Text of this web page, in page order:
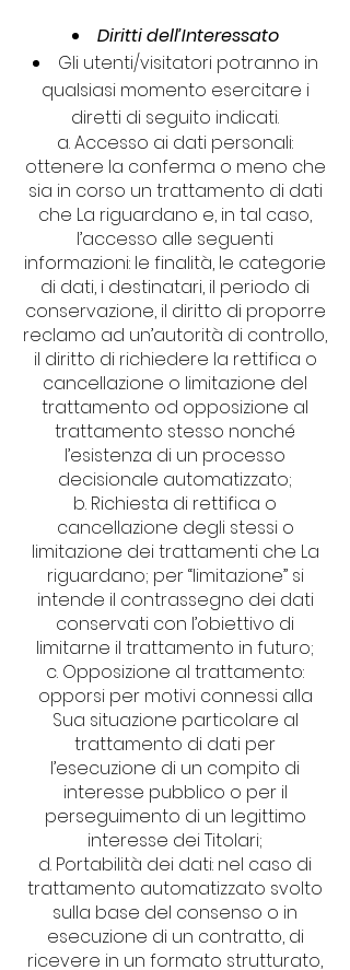
Diritti dell’Interessato
Gli utenti/visitatori potranno in
qualsiasi momento esercitare i
diretti di seguito indicati.
a. Accesso ai dati personali:
ottenere la conferma o meno che
sia in corso un trattamento di dati
che La riguardano e, in tal caso,
l’accesso alle seguenti
informazioni: le finalità, le categorie
di dati, i destinatari, il periodo di
conservazione, il diritto di proporre
reclamo ad un’autorità di controllo,
il diritto di richiedere la rettifica o
cancellazione o limitazione del
trattamento od opposizione al
trattamento stesso nonché
l’esistenza di un processo
decisionale automatizzato;
b. Richiesta di rettifica o
cancellazione degli stessi o
limitazione dei trattamenti che La
riguardano; per “limitazione” si
intende il contrassegno dei dati
conservati con l’obiettivo di
limitarne il trattamento in futuro;
c. Opposizione al trattamento:
opporsi per motivi connessi alla
Sua situazione particolare al
trattamento di dati per
l’esecuzione di un compito di
interesse pubblico o per il
perseguimento di un legittimo
interesse dei Titolari;
d. Portabilità dei dati: nel caso di
trattamento automatizzato svolto
sulla base del consenso o in
esecuzione di un contratto, di
ricevere in un formato strutturato,